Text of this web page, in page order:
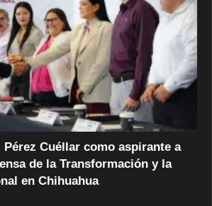
Cuéllar como aspirante a
de la Transformación y la
en Chihuahua